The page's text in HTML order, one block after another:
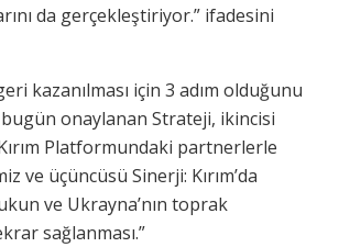
da gerçekleştiriyor.” ifadesini
kazanılması için 3 adım olduğunu
onaylanan Strateji, ikincisi
Platformundaki partnerlerle
ve üçüncüsü Sinerji: Kırım’da
ve Ukrayna’nın toprak
sağlanması.”